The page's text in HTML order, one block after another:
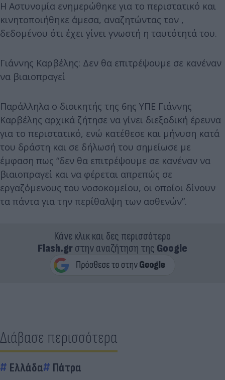
Η Αστυνομία ενημερώθηκε για το περιστατικό και
κινητοποιήθηκε άμεσα, αναζητώντας τον ,
δεδομένου ότι έχει γίνει γνωστή η ταυτότητά του.
Γιάννης Καρβέλης: Δεν θα επιτρέψουμε σε κανέναν
να βιαιοπραγεί
Παράλληλα ο διοικητής της 6ης ΥΠΕ Γιάννης
Καρβέλης αρχικά ζήτησε να γίνει διεξοδική έρευνα
για το περιστατικό, ενώ κατέθεσε και μήνυση κατά
του δράστη και σε δήλωσή του σημείωσε με
έμφαση πως “δεν θα επιτρέψουμε σε κανέναν να
βιαιοπραγεί και να φέρεται απρεπώς σε
εργαζόμενους του νοσοκομείου, οι οποίοι δίνουν
τα πάντα για την περίθαλψη των ασθενών”.
Κάνε κλικ και δες περισσότερο
Flash.grστην αναζήτηση της Google
Διάβασε περισσότερα
Ελλάδα Πάτρα